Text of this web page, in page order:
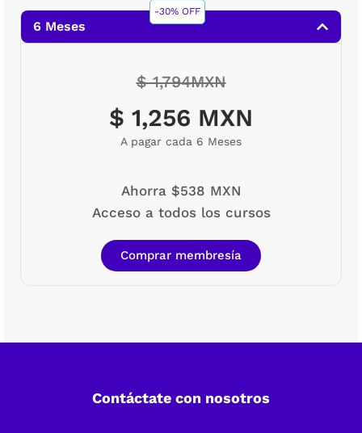
-30% OFF
6 Meses
$ 1,794MXN
$ 1,256 MXN
A pagar cada 6 Meses
Ahorra $538 MXN
Acceso a todos los cursos
Comprar membresía
Contáctate con nosotros